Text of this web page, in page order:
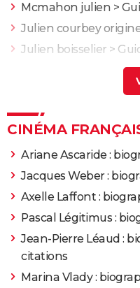
Mcmahon julien >
Julien courbey
Julien boisselier >
>
L'acteur Jean-Michel
CINÉMA
Ariane Ascaride :
Jacques Weber :
Axelle Laffont :
Pascal Légitimus :
Jean-Pierre Léaud :
citations
Marina Vlady :